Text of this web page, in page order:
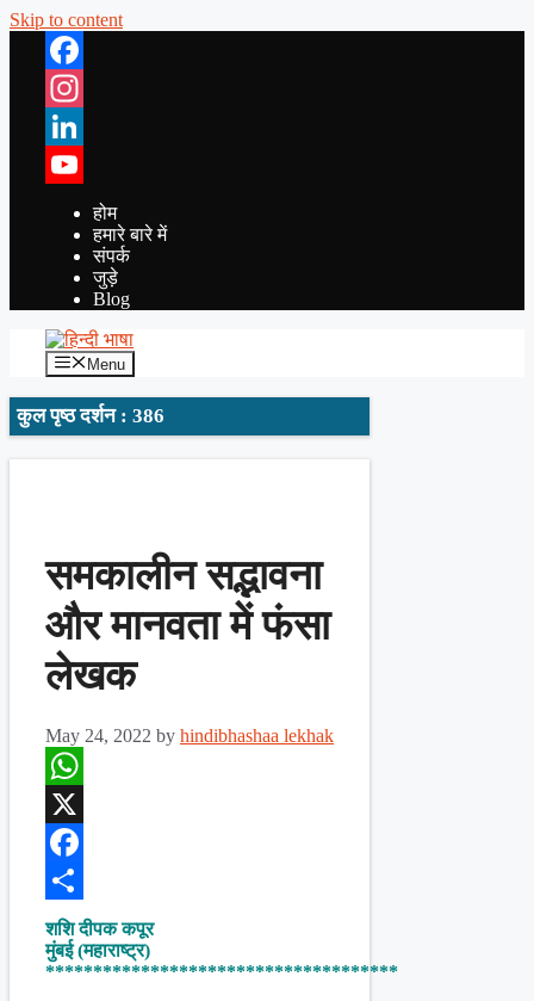
Skip to content
Facebook
Instagram
LinkedIn
YouTube
होम
हमारे बारे में
संपर्क
जुड़े
Blog
Menu
कुल पृष्ठ दर्शन : 386
समकालीन सद्भावना
और मानवता में फंसा
लेखक
May 24, 2022 by hindibhashaa lekhak
WhatsApp
X
Facebook
Share
शशि दीपक कपूर
मुंबई (महाराष्ट्र)
*************************************